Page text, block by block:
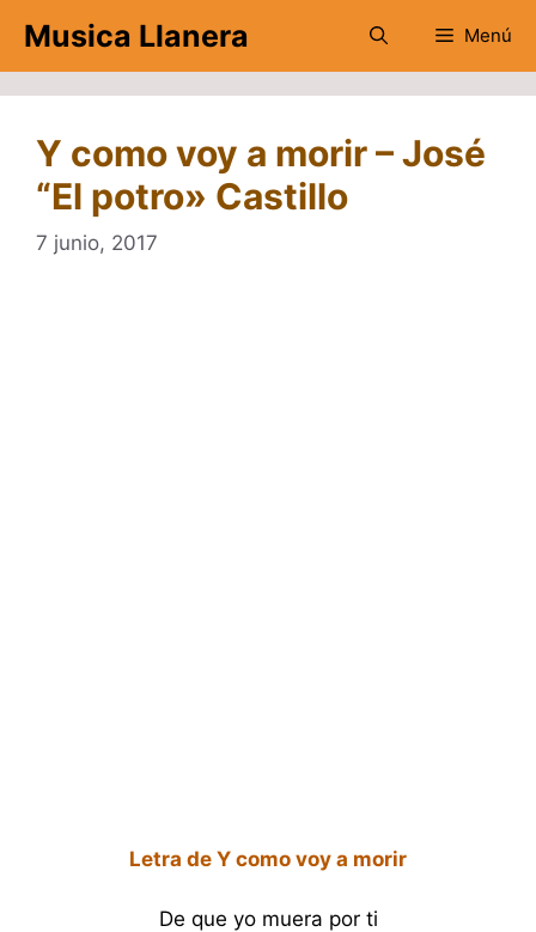
contenido
Musica Llanera Menú
Y como voy a morir – José
“El potro» Castillo
7 junio, 2017
Letra de Y como voy a morir
De que yo muera por ti